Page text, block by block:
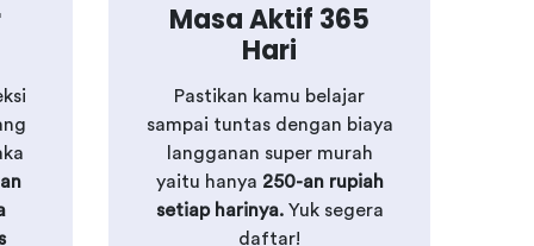
Masa Aktif 365
Hari
Pastikan kamu belajar
sampai tuntas dengan biaya
langganan super murah
yaitu hanya 250-an rupiah
setiap harinya.Yuk segera
daftar!